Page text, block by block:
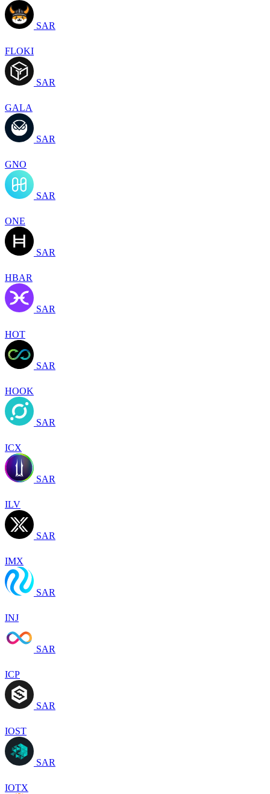
SAR
FLOKI
SAR
GALA
SAR
GNO
SAR
ONE
SAR
HBAR
SAR
HOT
SAR
HOOK
SAR
ICX
SAR
ILV
SAR
IMX
SAR
INJ
SAR
ICP
SAR
IOST
SAR
IOTX